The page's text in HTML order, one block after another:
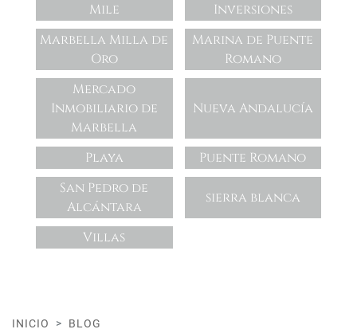
Mile
Inversiones
Marbella Milla de
Oro
Marina de Puente
Romano
Mercado
Inmobiliario de
Marbella
Nueva Andalucía
Playa
Puente Romano
San Pedro de
Alcántara
sierra blanca
Villas
INICIO
BLOG